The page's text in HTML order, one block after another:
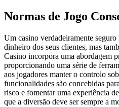
Normas de Jogo
Um casino verdadeiramente seguro
dinheiro dos seus clientes, mas
Casino incorpora uma abordagem
proporcionando uma série de
aos jogadores manter o controlo
funcionalidades são concebidas
risco e fomentar uma experiência
que a diversão deve ser sempre a